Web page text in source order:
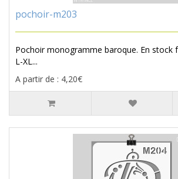
pochoir-m203
Pochoir monogramme baroque. En stock
L-XL...
A partir de : 4,20€